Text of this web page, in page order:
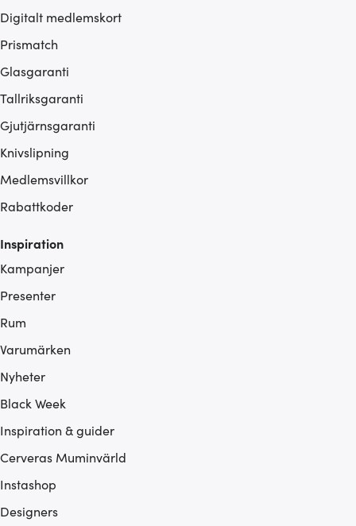
Digitalt medlemskort
Prismatch
Glasgaranti
Tallriksgaranti
Gjutjärnsgaranti
Knivslipning
Medlemsvillkor
Rabattkoder
Inspiration
Kampanjer
Presenter
Rum
Varumärken
Nyheter
Black Week
Inspiration & guider
Cerveras Muminvärld
Instashop
Designers